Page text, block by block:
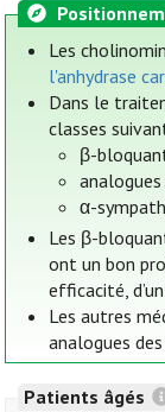
Les
l'anhydrase
Dans le
classes
β-
α-
Les β-
ont un bon
efficacité,
Les autres
analogues
Patients âgés